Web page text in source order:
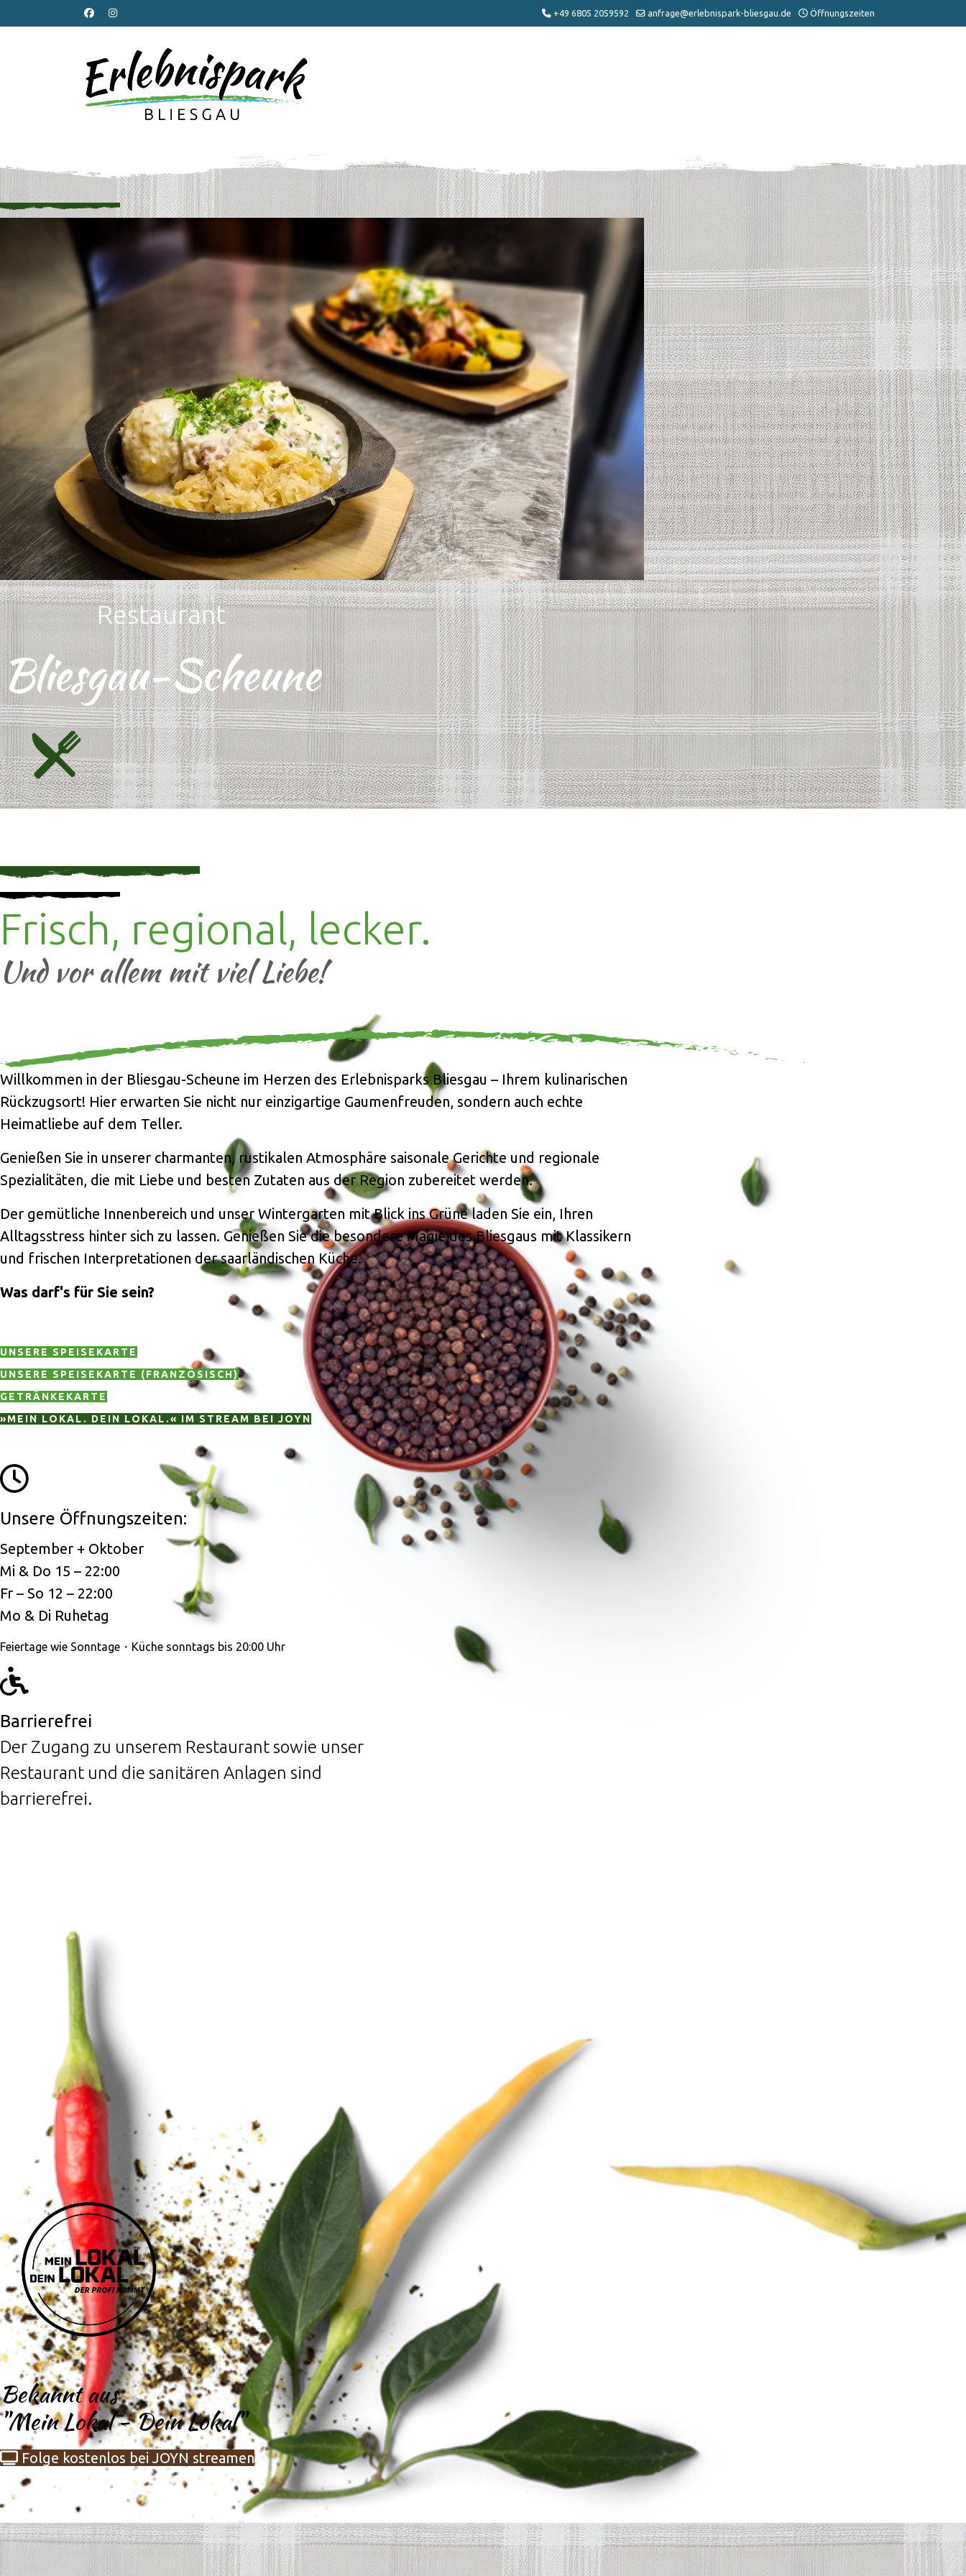
+49 6805 2059592 anfrage@erlebnispark-bliesgau.de Öffnungszeiten
Restaurant
Bliesgau-Scheune
Frisch, regional, lecker.
Und vor allem mit viel Liebe!
Willkommen in der Bliesgau-Scheune im Herzen des Erlebnisparks Bliesgau – Ihrem kulinarischen
Rückzugsort! Hier erwarten Sie nicht nur einzigartige Gaumenfreuden, sondern auch echte
Heimatliebe auf dem Teller.
Genießen Sie in unserer charmanten, rustikalen Atmosphäre saisonale Gerichte und regionale
Spezialitäten, die mit Liebe und besten Zutaten aus der Region zubereitet werden.
Der gemütliche Innenbereich und unser Wintergarten mit Blick ins Grüne laden Sie ein, Ihren
Alltagsstress hinter sich zu lassen. Genießen Sie die besondere Magie des Bliesgaus mit Klassikern
und frischen Interpretationen der saarländischen Küche.
Was darf's für Sie sein?
UNSERE SPEISEKARTE
UNSERE SPEISEKARTE (FRANZÖSISCH)
GETRÄNKEKARTE
»MEIN LOKAL. DEIN LOKAL.« IM STREAM BEI JOYN
Unsere Öffnungszeiten:
September + Oktober
Mi & Do 15 – 22:00
Fr – So 12 – 22:00
Mo & Di Ruhetag
Feiertage wie Sonntage・Küche sonntags bis 20:00 Uhr
Barrierefrei
Der Zugang zu unserem Restaurant sowie unser
Restaurant und die sanitären Anlagen sind
barrierefrei.
Bekannt aus
"Mein Lokal - Dein Lokal"
Folge kostenlos bei JOYN streamen